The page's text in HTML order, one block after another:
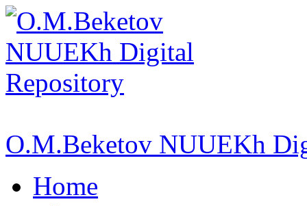
O.M.Beketov NUUEKh
Home